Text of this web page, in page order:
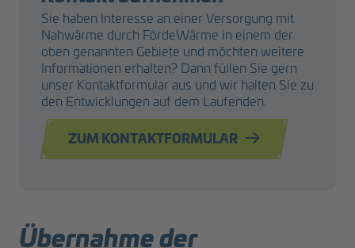
Sie haben Interesse an einer Versorgung mit
Nahwärme durch FördeWärme in einem der
oben genannten Gebiete und möchten weitere
Informationen erhalten? Dann füllen Sie gern
unser Kontaktformular aus und wir halten Sie zu
den Entwicklungen auf dem Laufenden.
ZUM KONTAKTFORMULAR
Übernahme der